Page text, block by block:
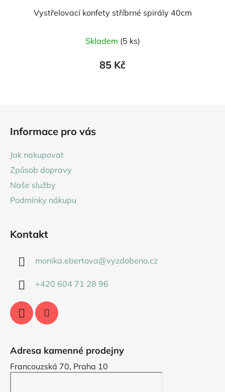
Vystřelovací konfety stříbrné spirály 40cm
Skladem (5 ks)
85 Kč
Informace pro vás
Jak nakupovat
Způsob dopravy
Naše služby
Podmínky nákupu
Kontakt
monika.ebertova@vyzdobeno.cz
+420 604 71 28 96
Adresa kamenné prodejny
Francouzská 70, Praha 10